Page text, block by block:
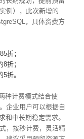
例），此次新增的
，具体资费方
折；
折；
折。
种计费模式结合使
企业用户可以根据自
和中长期稳定需求。
，按秒计费，灵活精